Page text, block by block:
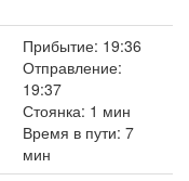
Прибытие: 19:36
Отправление:
19:37
Стоянка: 1 мин
Время в пути: 7
мин